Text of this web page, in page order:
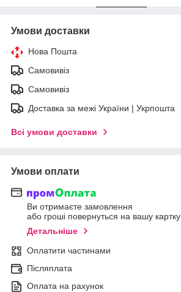
Умови доставки
Нова Пошта
Самовивіз
Самовивіз
Доставка за межі України | Укрпошта
Всі умови доставки
Умови оплати
Ви отримаєте замовлення
або гроші повернуться на вашу картку
Детальніше
Оплатити частинами
Післяплата
Оплата на рахунок